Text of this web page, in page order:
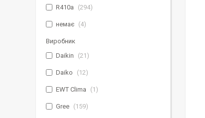
R410a 294
немає 4
Виробник
Daikin
21
Daiko 12
EWT Clima 1
Gree 159